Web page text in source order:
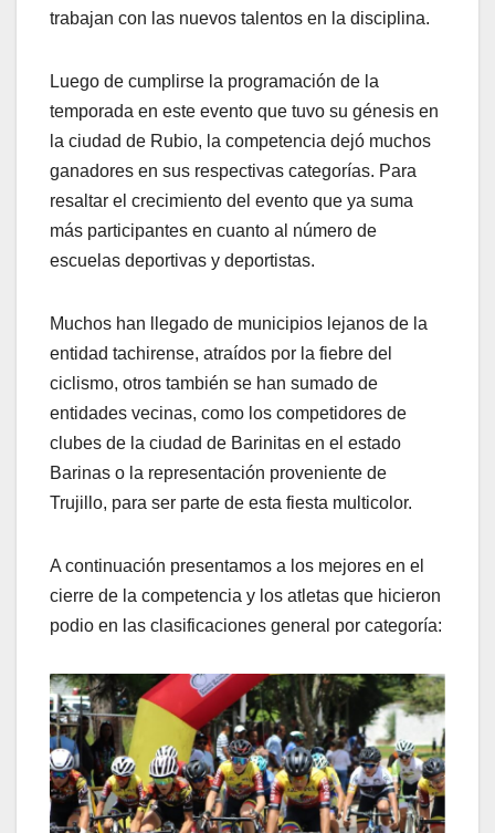
trabajan con las nuevos talentos en la disciplina.
Luego de cumplirse la programación de la
temporada en este evento que tuvo su génesis en
la ciudad de Rubio, la competencia dejó muchos
ganadores en sus respectivas categorías. Para
resaltar el crecimiento del evento que ya suma
más participantes en cuanto al número de
escuelas deportivas y deportistas.
Muchos han llegado de municipios lejanos de la
entidad tachirense, atraídos por la fiebre del
ciclismo, otros también se han sumado de
entidades vecinas, como los competidores de
clubes de la ciudad de Barinitas en el estado
Barinas o la representación proveniente de
Trujillo, para ser parte de esta fiesta multicolor.
A continuación presentamos a los mejores en el
cierre de la competencia y los atletas que hicieron
podio en las clasificaciones general por categoría: